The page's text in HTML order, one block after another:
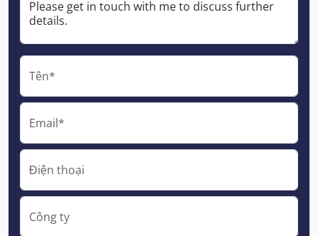
Tên*
Email*
Điện thoại
Công ty